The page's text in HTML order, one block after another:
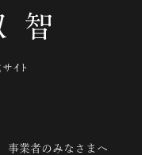
事業者のみなさまへ